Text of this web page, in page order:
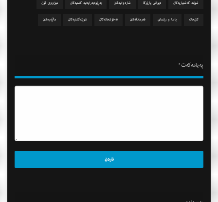
شوێنه‌ گه‌شتیاریه‌كان دیوانی پارێزگا شاره‌وانیه‌كان به‌ڕێوه‌به‌رایه‌تیه‌ گشتیه‌كان مێژووی كۆن
كتێبخانه‌ یاسا و رێنمای فه‌رمانگه‌كان نه‌خۆشخانه‌كان شوێنه‌گشتیه‌كان ماڵپه‌ره‌كان
په‌یامه‌كه‌ت*